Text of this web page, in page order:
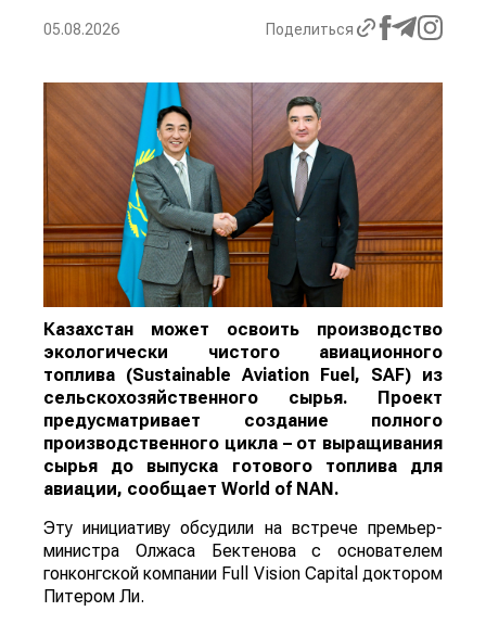
05.08.2026 Поделиться
Казахстан может освоить производство
экологически чистого авиационного
топлива (Sustainable Aviation Fuel, SAF) из
сельскохозяйственного сырья. Проект
предусматривает создание полного
производственного цикла – от выращивания
сырья до выпуска готового топлива для
авиации, сообщает World of NAN .
Эту инициативу обсудили на встрече премьер-
министра Олжаса Бектенова с основателем
гонконгской компании Full Vision Capital доктором
Питером Ли.